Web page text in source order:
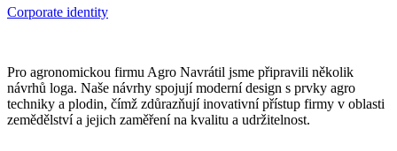
Corporate identity
Pro agronomickou firmu Agro Navrátil jsme připravili několik
návrhů loga. Naše návrhy spojují moderní design s prvky agro
techniky a plodin, čímž zdůrazňují inovativní přístup firmy v oblasti
zemědělství a jejich zaměření na kvalitu a udržitelnost.